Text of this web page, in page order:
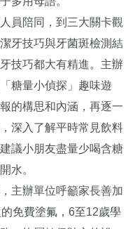
員陪同，到三大關卡觀
牙技巧與牙菌斑檢測結
技巧都大有精進。主辦
糖量小偵探」趣味遊
的構思和內涵，再逐一
深入了解平時常見飲料
議小朋友盡量少喝含糖
水。
主辦單位呼籲家長善加
免費塗氟，6至12歲學